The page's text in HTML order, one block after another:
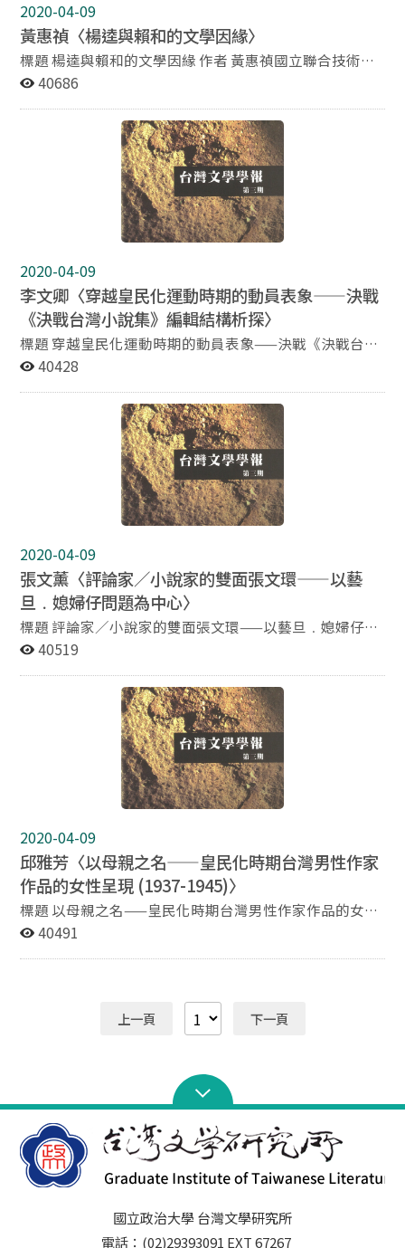
學史系譜的小說，其實具有相當豐富的議題性，不一定要
用啟蒙、反殖民或純文學的評價標準來恣意貶抑。吳漫沙
的通俗言情小說一方面具有啟蒙話語的時代觀念，另一方
面也顯示作者對愛情或兩性觀的父權保守態度，前者顯示
可能也是新文學作品中尚未被深究的課題。至於吳漫沙的
戰爭小說，我們指出吳的「中國僑民」身份在他書寫上產
生的作用，而作者對壓迫性體制一般地易於屈從的態度，
也使作者致力於協力編造「日華親善」、「東亞共容」的
戰爭謊言，繼過去僅以日文作者之皇民文學為討論對象的
情形，這種中國白話文作者的皇民化主題小說使我們在相
2020-04-09
黃惠禎〈楊逵與賴和的文學因緣〉
標題 楊逵與賴和的文學因緣 作者 黃惠禎國立聯合技術學
院共同科講師 摘要 在台灣文學史上，楊逵被視為賴和文
弟，亦如師友。經濟上楊逵曾經接受賴和的援助；文學方
面，賴和為楊逵取筆名，並實際在文學創作方面給予指
導，現存楊逵手稿〈貧農的死〉尚有賴和潤式的筆跡可茲
證明。蒙受賴和栽培之恩，楊逵運用個人的影響力，將賴
和介紹給對其作品完全陌生的日本文壇與戰後中國來臺的
知識份子，對賴和的文學成就有宣揚之功。比較兩人的文
學風尚可以發現：楊逵的作品確實跟賴和文學的精神有近
文學上的關係。希望有助於了解賴和在台灣新文學史上的
角色，並藉此一窺楊逵文學歷程之淵源，作為研究台灣新
文學發展的依據。
40686
2020-04-09
李文卿〈穿越皇民化運動時期的動員表象——決戰
《決戰台灣小說集》編輯結構析探〉
標題 穿越皇民化運動時期的動員表象——決戰《決戰台灣
小說集》編輯結構析探 作者 李文卿政治大學中國文學系
40428
2020-04-09
張文薰〈評論家／小說家的雙面張文環——以藝
旦﹒媳婦仔問題為中心〉
標題 評論家／小說家的雙面張文環——以藝旦﹒媳婦仔問
題為中心 作者 張文薰東京大學大學院人文社會系研究科
西川滿《文藝台灣》分庭抗禮的張文環，以其雜誌事業與
富於台灣色彩的小說創作，向來被視為具豐富民族精神的
台灣代表作家。但若觀察其小說之外的隨筆、評論等文
字，將發現對國策積極配合的另一面的張文環。本文以張
文環針對同一主題—媳婦仔問題，利用座談會、評論雜
文、小說等三種型態所陳述的不同發言為分析對象，探討
張文環對不同媒體的掌握，以及其意識到自己身為殖民地
度。在時事逼迫知識份子表態的時代，懷抱改善台灣生活
文化之理想的張文環，為求解決台灣社會由來已久的弊
病，先藉由輿論喚起大眾注目，進而在發言上配合國策命
題，以求引進公權力的解決。代表作〈藝妲之家〉（藝旦
之家）亦為其落實理念的一環。藉由這些分析，冀能勾勒
出作為戰時下知識份子之張文環，在幾成定說的「風俗作
家」評價外更為豐富多元的面貌。
40519
2020-04-09
邱雅芳〈以母親之名——皇民化時期台灣男性作家
作品的女性呈現 (1937-1945)〉
標題 以母親之名——皇民化時期台灣男性作家作品的女性
呈現 （1937-1945） 作者 邱雅芳國立勤益技術學院共同
色與位置，就可以窺探出作者的用意。在這些作品裏的主
角，無論對國族認同的選擇是如何地掙扎、痛苦，或內心
家，卻大量運用母親形象傳達理想的台灣女性，他們擅長
以母親正面/負面的形象來影射自我對台灣的愛戀/厭棄。
雖然這些男性作家多已受過二０年代國際性婦女解放意識
的吹拂，卻仍然無法擺脫封建社會的兩性思考模式。因
此，本文嘗試將台灣男性作家作品的女性造像，置放在日
據時期的政治場域中討論，分析作者對國族議題的性別迷
思與陰性化呈現。
40491
上一頁 下一頁
國立政治大學 台灣文學研究所
電話：(02)29393091 EXT 67267